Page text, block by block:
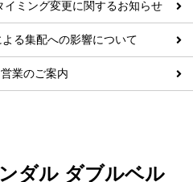
イミング変更に関するお知らせ
る集配への影響について
業のご案内
ダル ダブルベル